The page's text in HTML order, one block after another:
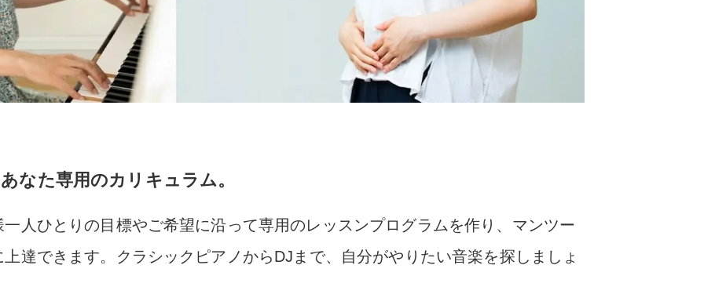
なた専用のカリキュラム。
人ひとりの目標やご希望に沿って専用のレッスンプログラムを作り、マンツー
達できます。クラシックピアノからDJまで、自分がやりたい音楽を探しましょ